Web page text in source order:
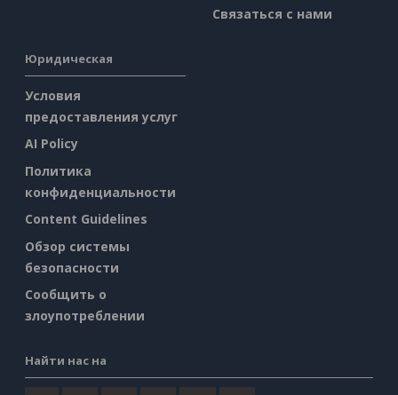
Связаться с нами
Юридическая
Условия
предоставления услуг
AI Policy
Политика
конфиденциальности
Content Guidelines
Обзор системы
безопасности
Сообщить о
злоупотреблении
Найти нас на